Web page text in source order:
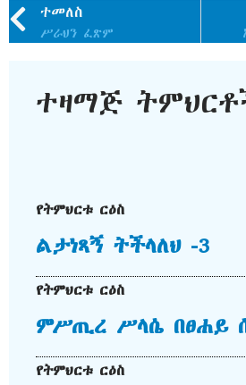
ተመለስ
ሥራህን ፈጽም
ተዛማጅ
የትምህርቱ ርዕስ
ልታነጻኝ ትችላለህ -3
የትምህርቱ ርዕስ
ምሥጢረ ሥላሴ በፀሐይ
የትምህርቱ ርዕስ